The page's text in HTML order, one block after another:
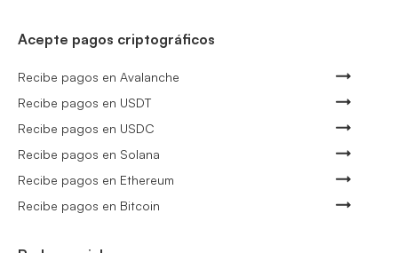
Acepte pagos criptográficos
Recibe pagos en Avalanche
Recibe pagos en USDT
Recibe pagos en USDC
Recibe pagos en Solana
Recibe pagos en Ethereum
Recibe pagos en Bitcoin